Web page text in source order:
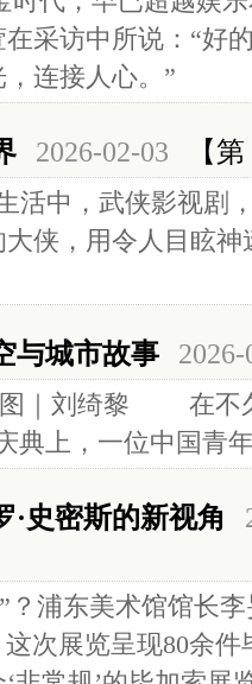
采访中所说：“好
连接人心。”
2026-02-03 【
中，武侠影视剧，
，用令人目眩神
与城市故事
｜刘绮黎 在不久
典上，一位中国青
·史密斯的新视角
？浦东美术馆馆长
这次展览呈现80余